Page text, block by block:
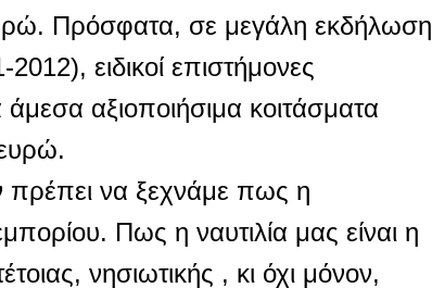
Πρόσφατα, σε μεγάλη εκδήλωση
ειδικοί επιστήμονες
αξιοποιήσιμα κοιτάσματα
πρέπει να ξεχνάμε πως η
Πως η ναυτιλία μας είναι η
νησιωτικής , κι όχι μόνον,